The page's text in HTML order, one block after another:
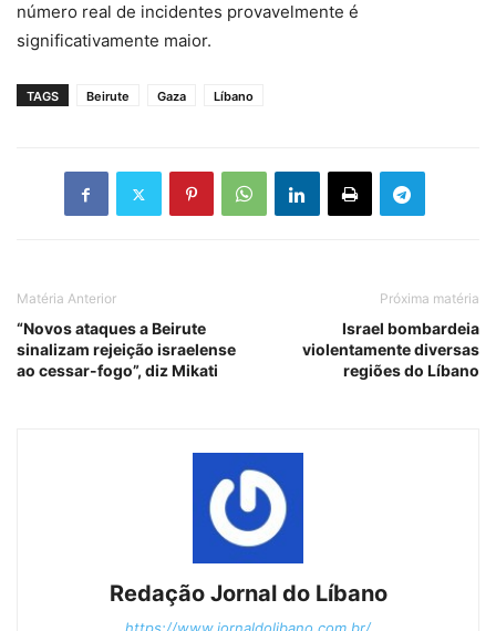
número real de incidentes provavelmente é
significativamente maior.
TAGS Beirute Gaza Líbano
Matéria Anterior
“Novos ataques a Beirute
sinalizam rejeição israelense
ao cessar-fogo”, diz Mikati
Próxima matéria
Israel bombardeia
violentamente diversas
regiões do Líbano
Redação Jornal do Líbano